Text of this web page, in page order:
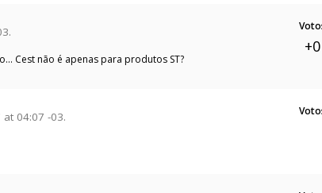
Cest não é apenas para produtos ST?
+0
04:07 -03.